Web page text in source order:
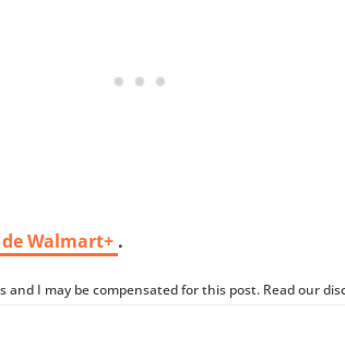
Walmart+ .
I may be compensated for this post. Read our